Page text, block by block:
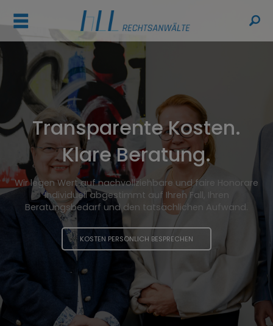
ř
Transparente Kosten.
Klare Beratung.
Wir legen Wert auf nachvollziehbare und faire Honorare
Individuell abgestimmt auf Ihren Fall, Ihren
Beratungsbedarf und den tatsächlichen Aufwand.
KOSTEN PERSÖNLICH BESPRECHEN